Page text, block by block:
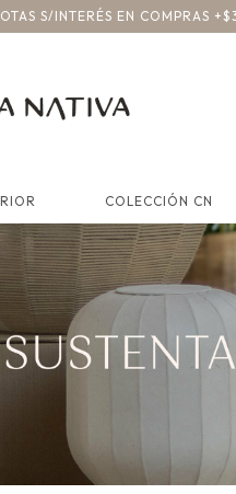
S/INTERÉS EN COMPRAS
COLECCIÓN CN